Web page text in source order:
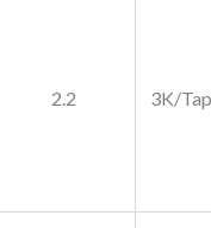
2.2 3K/